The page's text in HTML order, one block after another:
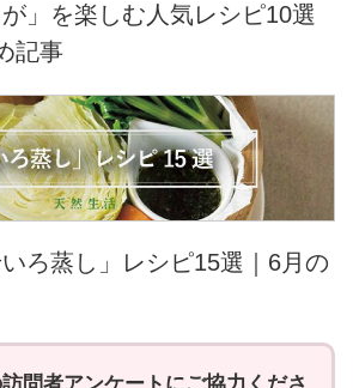
」を楽しむ人気レシピ10選
記事
ろ蒸し」レシピ15選｜6月の